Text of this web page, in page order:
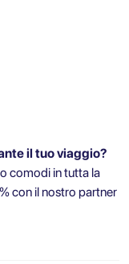
il tuo viaggio?
comodi in tutta la
con il nostro partner